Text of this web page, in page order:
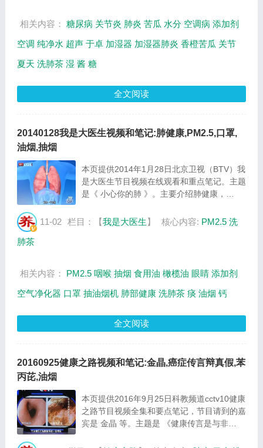
相关内容： 糖尿病 关节炎 肺炎 苦瓜 水分 空调病 添加剂
空调 纯净水 超声 于卓 加湿器 加湿器肺炎 香橙苦瓜 关节
夏天 洗肺茶 湿 酱 糖
全文阅读
20140128我是大医生视频和笔记:肺健康,PM2.5,口罩,
油烟,抽烟
本页提供2014年1月28日北京卫视（BTV）我
是大医生节目视频在线观看和重点笔记。主题
是《 小心你的肺 》。主要介绍肺健康，
空气净化器的作用，油烟的危害，抽烟的危害
11-02 栏目：【我是大医生】 核心内容: PM2.5 洗
肺茶
相关内容： PM2.5 咽喉 抽烟 食用油 橄榄油 眼睛 添加剂
空气净化器 口罩 抽油烟机 肺部健康 洗肺茶 痰 油烟 钙
全文阅读
20160925健康之路视频和笔记:金晶,癌症传言辩真假,苯
丙芘,油烟
本页提供2016年9月25日科教频道cctv10健康
之路节目视频全集和要点笔记，节目请到的嘉
宾是 金晶 等。主题是 《健康传言是与非